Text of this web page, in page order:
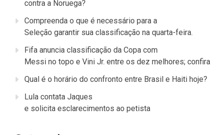
contra a Noruega?
Compreenda o que é necessário para a
Seleção garantir sua classificação na quarta-feira.
Fifa anuncia classificação da Copa com
Messi no topo e Vini Jr. entre os dez melhores; confira
Qual é o horário do confronto entre Brasil e Haiti hoje?
Lula contata Jaques
e solicita esclarecimentos ao petista